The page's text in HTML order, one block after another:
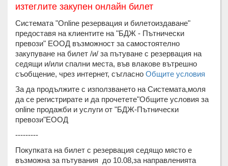
изтеглите закупен онлайн билет
Системата "Online резервация и билетоиздаване"
предоставя на клиентите на "БДЖ - Пътнически
превози" ЕООД възможност за самостоятелно
закупуване на билет /и/ за пътуване с резервация на
седящи и/или спални места, във влакове вътрешно
съобщение, чрез интернет, съгласно Общите условия
За да продължите с използването на Системата,моля
да се регистрирате и да прочетете"Общите условия за
online продажби и услуги от "БДЖ-Пътнически
превози"ЕООД
---------
Покупката на билет с резервация седящо място е
възможна за пътувания до 10.08,за направленията